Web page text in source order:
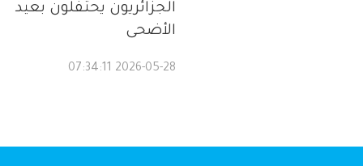
الجزائريون يحتفلون بعيد
الأضحى
2026-05-28 07:34:11